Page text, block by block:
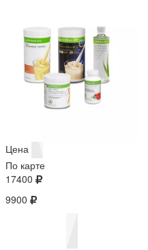
Цена
По карте
17400
9900